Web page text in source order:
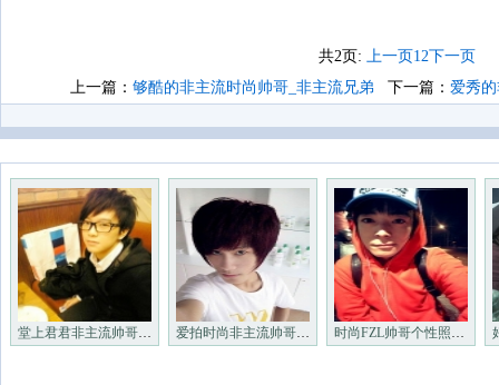
共2页: 上一页12下一页
上一篇： 够酷的非主流时尚帅哥_非主流兄弟 下一篇： 爱秀
堂上君君非主流帅哥_非主流帅 爱拍时尚非主流帅哥_非主流帅 时尚FZL帅哥个性照片_非主流帅